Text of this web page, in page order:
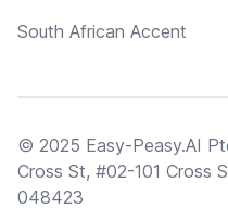
South African Accent
© 2025 Easy-Peasy.AI
Cross St, #02-101 Cross
048423